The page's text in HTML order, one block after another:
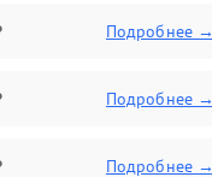
Подробнее →
Подробнее →
Подробнее →